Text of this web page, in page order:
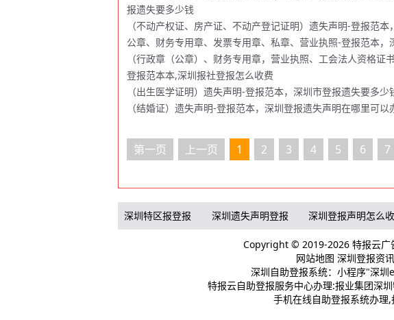
报遗失要多少钱
（不动产权证、房产证、不动产登记证明）遗失声明-登报范
公章、财务专用章、发票专用章、私章、营业执照-登报范本，
（行政章（公章）、财务专用章，营业执照、工会法人资格
登报范本本,深圳报社登报怎么收费
（出生医学证明）遗失声明-登报范本，深圳市登报遗失要多少
（结婚证）遗失声明-登报范本，深圳登报遗失声明在哪里可以
第一页 上一页 1 2 3 4 5 6 7
深圳特区报登报 深圳遗失声明登报 深圳登报声明怎么
Copyright © 2019-2026 特报云广
网站地图 深圳登报资讯
深圳自助登报系统：小程序"深圳
特报云自助登报服务中心办理:报业集团深
手机在线自助登报系统办理